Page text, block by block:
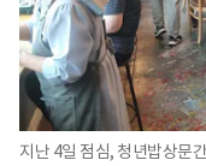
지난 4일 점심, 청년밥상문